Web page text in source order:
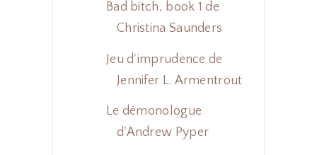
Bad bitch, book 1 de
Christina Saunders
Jeu d'imprudence de
Jennifer L. Armentrout
Le démonologue
d'Andrew Pyper